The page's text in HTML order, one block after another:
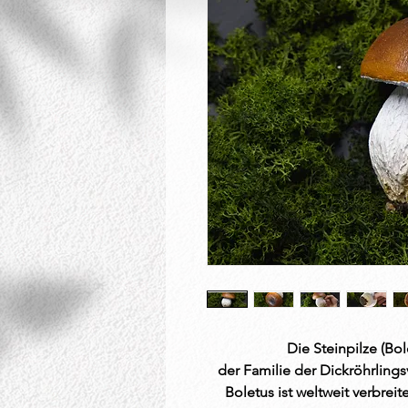
Die Steinpilze
der Familie der
Boletus ist weltweit